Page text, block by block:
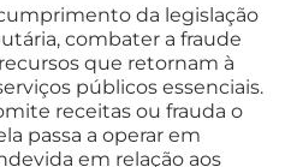
da legislação
combater a fraude
que retornam à
públicos essenciais.
receitas ou frauda o
passa a operar em
em relação aos